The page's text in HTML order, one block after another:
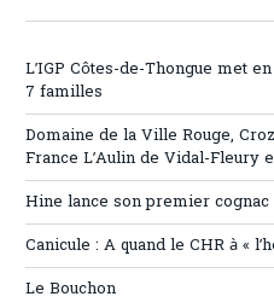
L’IGP Côtes-de-Thongue met
7 familles
Domaine de la Ville Rouge,
France L’Aulin de Vidal-Fleury
Hine lance son premier cognac
Canicule : A quand le CHR à «
Le Bouchon